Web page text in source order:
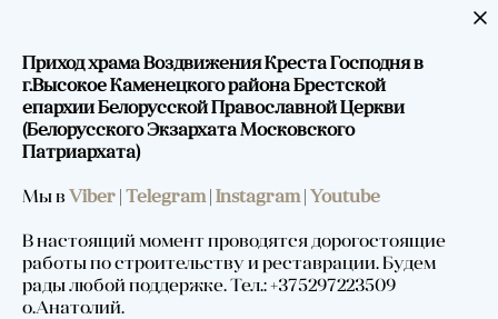
Приход храма Воздвижения Креста Господня в
г.Высокое Каменецкого района Брестской
епархии Белорусской Православной Церкви
(Белорусского Экзархата Московского
Патриархата)
Мы в Viber | Telegram| Instagram| Youtube
В настоящий момент проводятся дорогостоящие
работы по строительству и реставрации. Будем
рады любой поддержке. Тел.: +375297223509
о.Анатолий.